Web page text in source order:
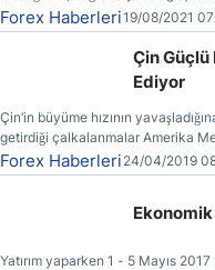
Forex Haberleri19/08/2021
Çin Güçlü
Ediyor
Çin’in büyüme hızının
getirdiği çalkalanmalar Amerika
gitmemesinin başlıca
Forex Haberleri 24/04/2019
Ekonomik
Yatırım yaparken 1 - 5 Mayıs 2017 haftasında piyasayı etkileyebilecek olayları